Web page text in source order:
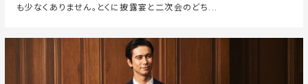
も少なくありません。とくに披露宴と二次会のどち...